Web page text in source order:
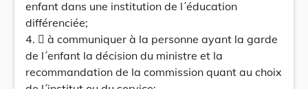
enfant dans une institution de l´éducation
différenciée;
4.  à communiquer à la personne ayant la garde
de l´enfant la décision du ministre et la
recommandation de la commission quant au choix